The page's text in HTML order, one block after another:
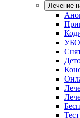
Лечение